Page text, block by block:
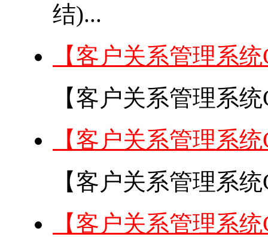
结)...
【客户关系管理系
【客户关系管理系
【客户关系管理系
【客户关系管理系
【客户关系管理系